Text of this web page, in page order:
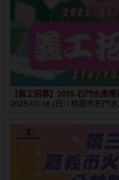
【義工招募】2025 石門水庫
2025-03-16 (日) / 桃園市石門